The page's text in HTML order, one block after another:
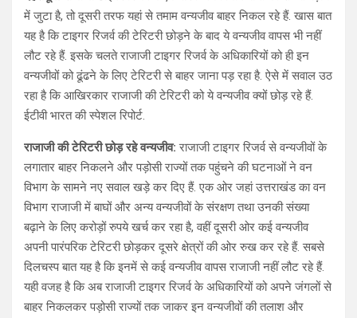
में जुटा है, तो दूसरी तरफ यहां से तमाम वन्यजीव बाहर निकल रहे हैं. खास बात
यह है कि टाइगर रिजर्व की टेरिटरी छोड़ने के बाद ये वन्यजीव वापस भी नहीं
लौट रहे हैं. इसके चलते राजाजी टाइगर रिजर्व के अधिकारियों को ही इन
वन्यजीवों को ढूंढने के लिए टेरिटरी से बाहर जाना पड़ रहा है. ऐसे में सवाल उठ
रहा है कि आखिरकार राजाजी की टेरिटरी को ये वन्यजीव क्यों छोड़ रहे हैं.
ईटीवी भारत की स्पेशल रिपोर्ट.
राजाजी की टेरिटरी छोड़ रहे वन्यजीव: राजाजी टाइगर रिजर्व से वन्यजीवों के
लगातार बाहर निकलने और पड़ोसी राज्यों तक पहुंचने की घटनाओं ने वन
विभाग के सामने नए सवाल खड़े कर दिए हैं. एक ओर जहां उत्तराखंड का वन
विभाग राजाजी में बाघों और अन्य वन्यजीवों के संरक्षण तथा उनकी संख्या
बढ़ाने के लिए करोड़ों रुपये खर्च कर रहा है, वहीं दूसरी ओर कई वन्यजीव
अपनी पारंपरिक टेरिटरी छोड़कर दूसरे क्षेत्रों की ओर रुख कर रहे हैं. सबसे
दिलचस्प बात यह है कि इनमें से कई वन्यजीव वापस राजाजी नहीं लौट रहे हैं.
यही वजह है कि अब राजाजी टाइगर रिजर्व के अधिकारियों को अपने जंगलों से
बाहर निकलकर पड़ोसी राज्यों तक जाकर इन वन्यजीवों की तलाश और